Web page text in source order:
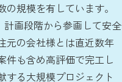
規模を有しています。
計画段階から参画して安全
元の会社様とは直近数年
件も含め高評価で完工し
する大規模プロジェクト